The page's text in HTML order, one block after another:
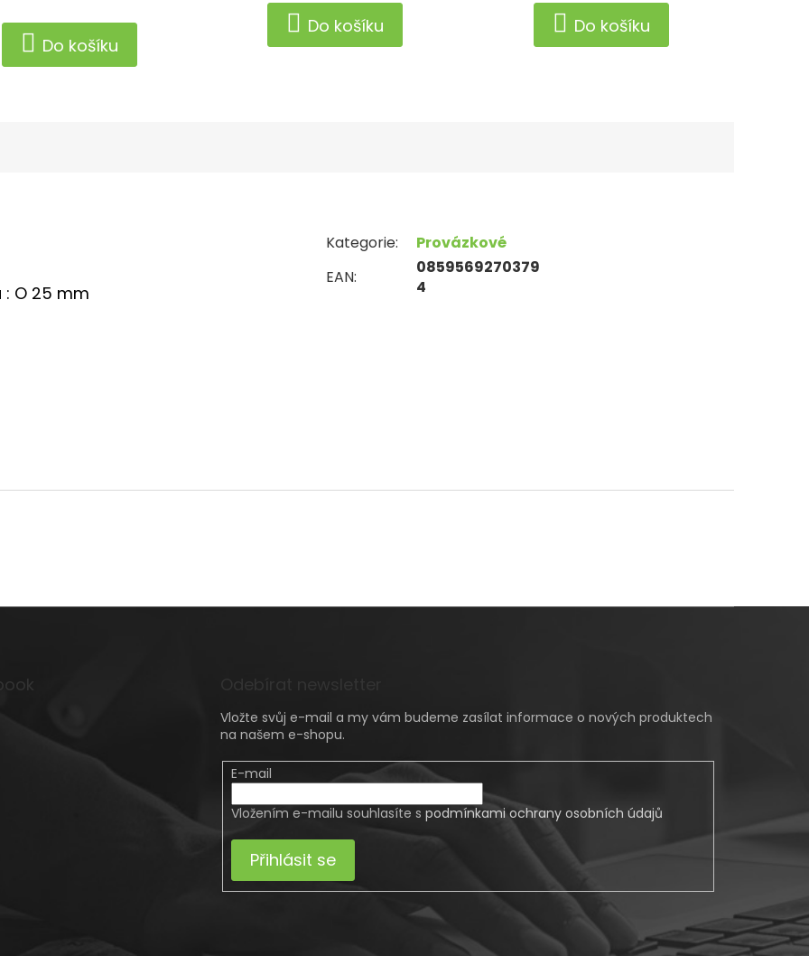
Do košíku
Do košíku Do košíku
: O 25 mm
Kategorie:
Provázkové
EAN:
0859569270379
4
Vložte svůj e-mail a my vám budeme zasílat informace o nových produktech
na našem e-shopu.
E-mail
Vložením e-mailu souhlasíte s podmínkami ochrany osobních údajů
Přihlásit se